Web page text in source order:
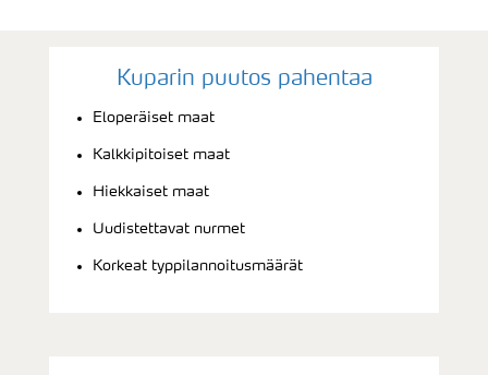
Kuparin puutos pahentaa
Eloperäiset maat
Kalkkipitoiset maat
Hiekkaiset maat
Uudistettavat nurmet
Korkeat typpilannoitusmäärät